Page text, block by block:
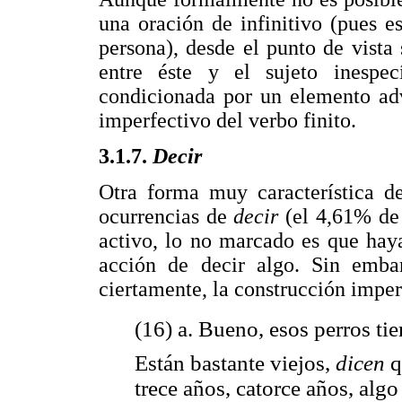
una oración de infinitivo (pues
persona), desde el punto de
entre éste y el sujeto
condicionada por un elemento
imperfectivo del verbo finito.
3.1.7. Decir
Otra forma muy característica
ocurrencias dedecir (el 4,61%
activo, lo no marcado es que
acción de decir algo. Sin
ciertamente, la construcción
(16) a. Bueno, esos perros
Están bastante viejos, dicen
trece años, catorce años,